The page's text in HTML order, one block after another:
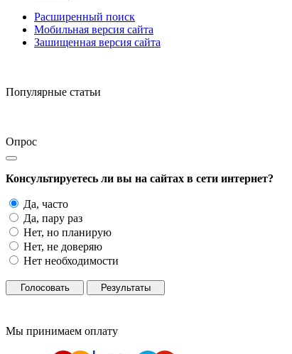
Расширенный поиск
Мобильная версия сайта
Зашищенная версия сайта
Популярные статьи
Опрос
Консультируетесь ли вы на сайтах в сети интернет?
Да, часто
Да, пару раз
Нет, но планирую
Нет, не доверяю
Нет необходимости
Голосовать Результаты
Мы принимаем оплату